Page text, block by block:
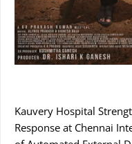
Kauvery Hospital
Response at Chennai